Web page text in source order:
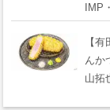
IMP
【
んか
山拓